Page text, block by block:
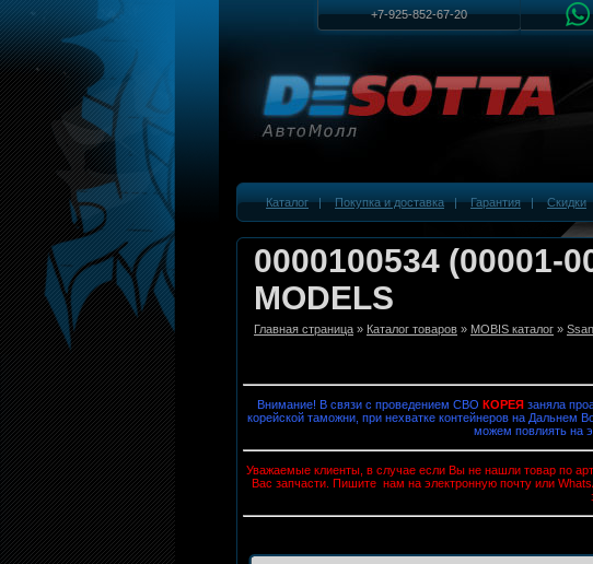
+7-925-852-67-20
Каталог|Покупка и доставка|Гарантия|Скидки
0000100534 (00001-
MODELS
Главная страница » Каталог товаров » MOBIS каталог »
Внимание! В связи с проведением СВО КОРЕЯзаняла
корейской таможни, при нехватке контейнеров на Дальнем
можем повлиять на
Уважаемые клиенты, в случае если Вы не нашли товар по
Вас запчасти. Пишите нам на электронную почту или